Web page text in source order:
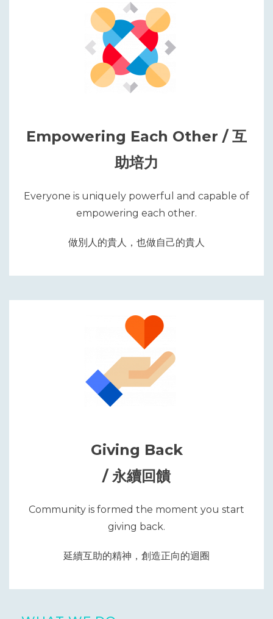
Empowering Each Other / 互
助培力
Everyone is uniquely powerful and capable of
empowering each other.
做別人的貴人，也做自己的貴人
Giving Back
/ 永續回饋
Community is formed the moment you start
giving back.
延續互助的精神，創造正向的迴圈